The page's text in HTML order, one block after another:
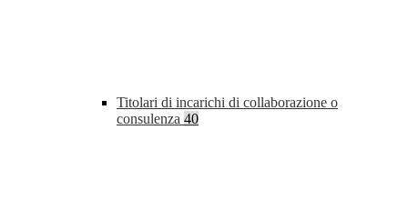
Titolari di incarichi di collaborazione o
consulenza 40